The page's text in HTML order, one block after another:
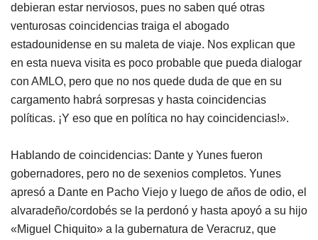
debieran estar nerviosos, pues no saben qué otras
venturosas coincidencias traiga el abogado
estadounidense en su maleta de viaje. Nos explican que
en esta nueva visita es poco probable que pueda dialogar
con AMLO, pero que no nos quede duda de que en su
cargamento habrá sorpresas y hasta coincidencias
políticas. ¡Y eso que en política no hay coincidencias!».
Hablando de coincidencias: Dante y Yunes fueron
gobernadores, pero no de sexenios completos. Yunes
apresó a Dante en Pacho Viejo y luego de años de odio, el
alvaradeño/cordobés se la perdonó y hasta apoyó a su hijo
«Miguel Chiquito» a la gubernatura de Veracruz, que